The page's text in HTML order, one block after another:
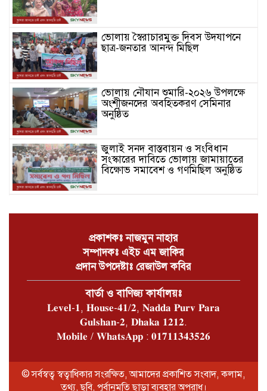
ভোলায় স্বৈরাচারমুক্ত দিবস উদযাপনে
ছাত্র-জনতার আনন্দ মিছিল
ভোলায় নৌযান শুমারি-২০২৬ উপলক্ষে
অংশীজনদের অবহিতকরণ সেমিনার
অনুষ্ঠিত
জুলাই সনদ বাস্তবায়ন ও সংবিধান
সংস্কারের দাবিতে ভোলায় জামায়াতের
বিক্ষোভ সমাবেশ ও গণমিছিল অনুষ্ঠিত
কোষাগারে ১ কোটি ২ লাখ টাকা ফেরত
ভোলার চরফ্যাশনে পান থেকে চুন
খসলেই চটে ওঠা মানুষটি চাঁদাবাজি
মামলায় কারাগারে
ভোলার বোরহানউদ্দিনে গাঁজা চাষে
সফলতার হাতছানি
ভোলার লালমোহনে বাস চাঁপায় প্রাণ
হারালো শিশু মাইশা
প্রকাশকঃ নাজমুন নাহার
সম্পাদকঃ এইচ এম জাকির
প্রদান উপদেষ্টাঃ রেজাউল কবির
বার্তা ও বাণিজ্য কার্যালয়ঃ
𝐋𝐞𝐯𝐞𝐥-𝟏, 𝐇𝐨𝐮𝐬𝐞-𝟒𝟏/𝟐, 𝐍𝐚𝐝𝐝𝐚 𝐏𝐮𝐫𝐯 𝐏𝐚𝐫𝐚
𝐆𝐮𝐥𝐬𝐡𝐚𝐧-𝟐, 𝐃𝐡𝐚𝐤𝐚 𝟏𝟐𝟏𝟐.
𝐌𝐨𝐛𝐢𝐥𝐞 / 𝐖𝐡𝐚𝐭𝐬𝐀𝐩𝐩 : 𝟎𝟏𝟕𝟏𝟏𝟑𝟒𝟑𝟓𝟐𝟔
© সর্বস্বত্ব স্বত্বাধিকার সংরক্ষিত, আমাদের প্রকাশিত সংবাদ, কলাম,
তথ্য, ছবি, পূর্বানুমতি ছাড়া ব্যবহার অপরাধ।